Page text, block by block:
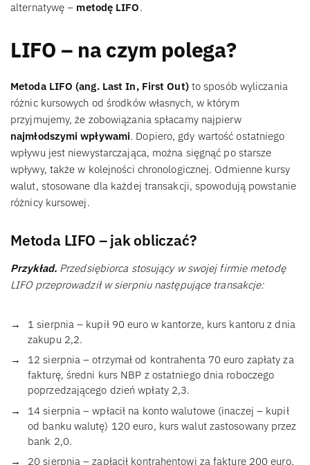
alternatywę – metodę LIFO.
LIFO – na czym polega?
Metoda LIFO (ang. Last In, First Out)to sposób wyliczania
różnic kursowych od środków własnych, w którym
przyjmujemy, że zobowiązania spłacamy najpierw
najmłodszymi wpływami. Dopiero, gdy wartość ostatniego
wpływu jest niewystarczająca, można sięgnąć po starsze
wpływy, także w kolejności chronologicznej. Odmienne kursy
walut, stosowane dla każdej transakcji, spowodują powstanie
różnicy kursowej.
Metoda LIFO – jak obliczać?
Przykład.Przedsiębiorca stosujący w swojej firmie metodę
LIFO przeprowadził w sierpniu następujące transakcje:
1 sierpnia – kupił 90 euro w kantorze, kurs kantoru z dnia
zakupu 2,2.
12 sierpnia – otrzymał od kontrahenta 70 euro zapłaty za
fakturę, średni kurs NBP z ostatniego dnia roboczego
poprzedzającego dzień wpłaty 2,3.
14 sierpnia – wpłacił na konto walutowe (inaczej – kupił
od banku walutę) 120 euro, kurs walut zastosowany przez
bank 2,0.
20 sierpnia – zapłacił kontrahentowi za fakturę 200 euro,